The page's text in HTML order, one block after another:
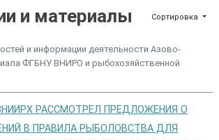
и материалы Сортировка
и информации деятельности Азово-
ФГБНУ ВНИРО и рыбохозяйственной
РАССМОТРЕЛ ПРЕДЛОЖЕНИЯ О
В ПРАВИЛА РЫБОЛОВСТВА ДЛЯ